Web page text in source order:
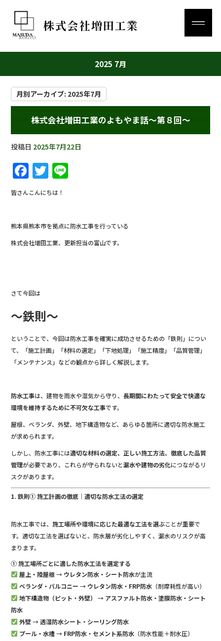
2025 7月
月別アーカイブ: 2025年7月
株式会社増田工業のよもやま話～第８回～
投稿日 2025年7月22日
F
a
c
e
b
o
T
w
it
te
r
皆さんこんにちは！
熊本県熊本市を拠点に防水工事を行っている
株式会社増田工業、更新担当の富山です。
さて今回は
～鉄則～
ということで、今回は防水工事を確実に成功させるための「鉄則」につい
て、「施工計画」「材料の選定」「下地処理」「施工精度」「品質管理」
「メンテナンス」などの観点から詳しく解説します。
防水工事は、建物を雨水や湿気から守り、長期間にわたって安全で快適な
環境を維持するために不可欠な工事です。
屋根、ベランダ、外壁、地下構造物など、あらゆる箇所に適切な防水施工
が求められます。
しかし、防水工事には適切な材料の選定、正しい施工方法、徹底した品質
管理が必要であり、これらが守られないと漏水や建物の劣化につながるリ
スクがあります。
1. 鉄則① 施工計画の徹底｜適切な防水工法の選定
防水工事では、施工場所や環境に応じた最適な工法を選ぶことが重要で
す。適切な工法を選ばないと、防水層が劣化しやすく、漏水のリスクが高
まります。
① 施工場所ごとに適した防水工法を選定する
屋上・陸屋根→ ウレタン防水・シート防水が主流
ベランダ・バルコニー → ウレタン防水・FRP防水 （耐摩耗性が高い）
地下構造物（ピット・外壁）
→ アスファルト防水・塗膜防水・シート
防水
外壁→透湿防水シート・シーリング防水
プール・水槽→ FRP防水・セメント系防水 （防水性能＋耐水圧）